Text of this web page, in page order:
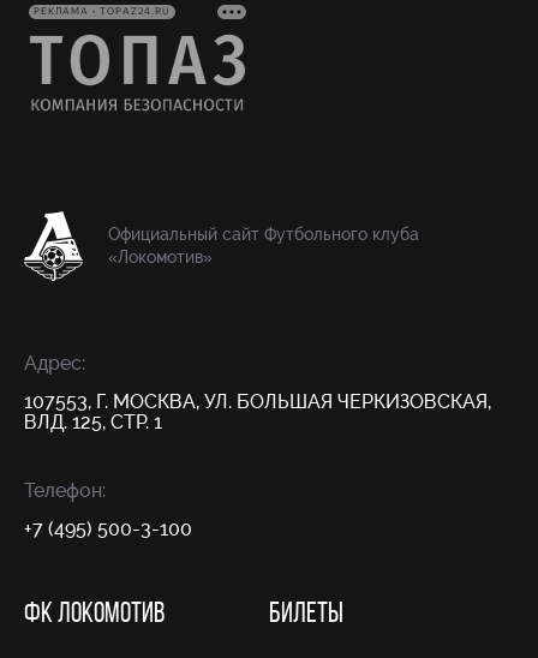
РЕКЛАМА • TOPAZ24.RU
Официальный сайт Футбольного клуба
«Локомотив»
Адрес:
107553, Г. МОСКВА, УЛ. БОЛЬШАЯ ЧЕРКИЗОВСКАЯ,
ВЛД. 125, СТР. 1
Телефон:
+7 (495) 500-3-100
ФК ЛОКОМОТИВ БИЛЕТЫ